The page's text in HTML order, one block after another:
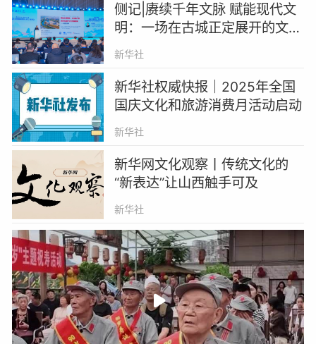
侧记|赓续千年文脉 赋能现代文
明：一场在古城正定展开的文化
强国思想激荡
新华社
新华社权威快报｜2025年全国
国庆文化和旅游消费月活动启动
新华社
新华网文化观察丨传统文化的
“新表达”让山西触手可及
新华社